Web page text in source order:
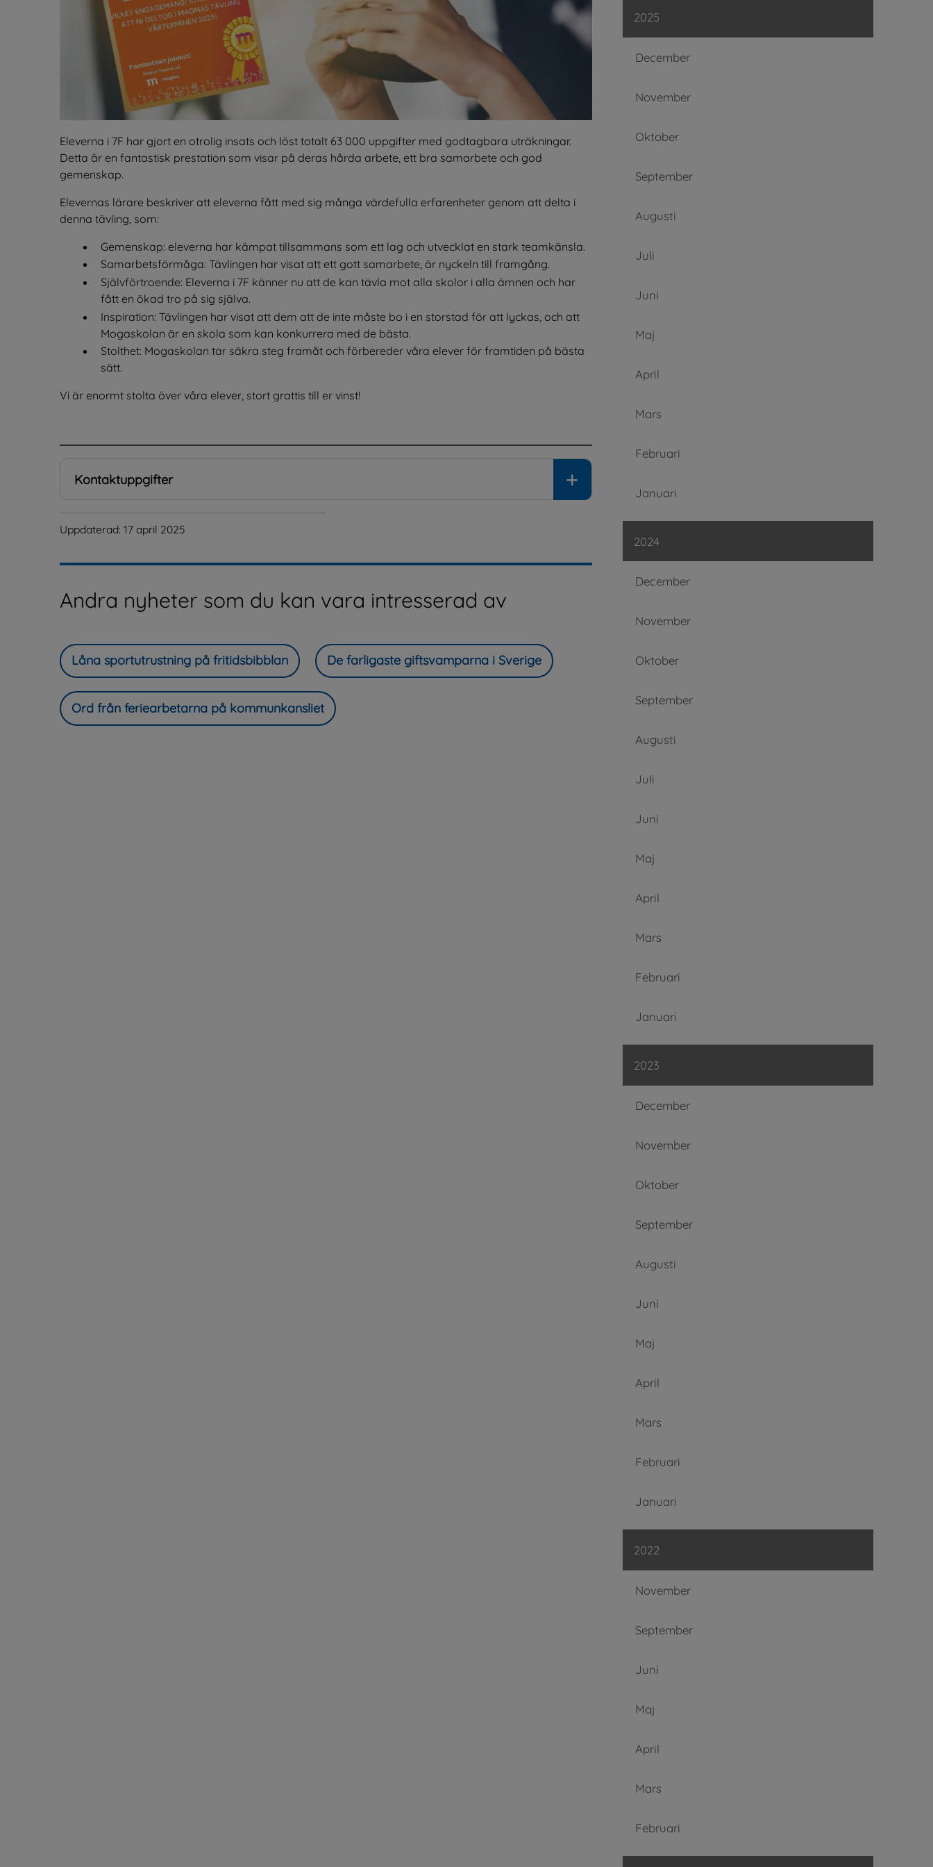
Eleverna i 7F har gjort en otrolig insats och löst totalt 63 000 uppgifter med godtagbara uträkningar.
Detta är en fantastisk prestation som visar på deras hårda arbete, ett bra samarbete och god
gemenskap.
Elevernas lärare beskriver att eleverna fått med sig många värdefulla erfarenheter genom att delta i
denna tävling, som:
Gemenskap: eleverna har kämpat tillsammans som ett lag och utvecklat en stark teamkänsla.
Samarbetsförmåga: Tävlingen har visat att ett gott samarbete, är nyckeln till framgång.
Självförtroende: Eleverna i 7F känner nu att de kan tävla mot alla skolor i alla ämnen och har
fått en ökad tro på sig själva.
Inspiration: Tävlingen har visat att dem att de inte måste bo i en storstad för att lyckas, och att
Mogaskolan är en skola som kan konkurrera med de bästa.
Stolthet: Mogaskolan tar säkra steg framåt och förbereder våra elever för framtiden på bästa
sätt.
Vi är enormt stolta över våra elever, stort grattis till er vinst!
Kontaktuppgifter
Uppdaterad: 17 april 2025
Andra nyheter som du kan vara intresserad av
Låna sportutrustning på fritidsbibblan De farligaste giftsvamparna i Sverige
Ord från feriearbetarna på kommunkansliet
2025
December
November
Oktober
September
Augusti
Juli
Juni
Maj
April
Mars
Februari
Januari
2024
December
November
Oktober
September
Augusti
Juli
Juni
Maj
April
Mars
Februari
Januari
2023
December
November
Oktober
September
Augusti
Juni
Maj
April
Mars
Februari
Januari
2022
November
September
Juni
Maj
April
Mars
Februari